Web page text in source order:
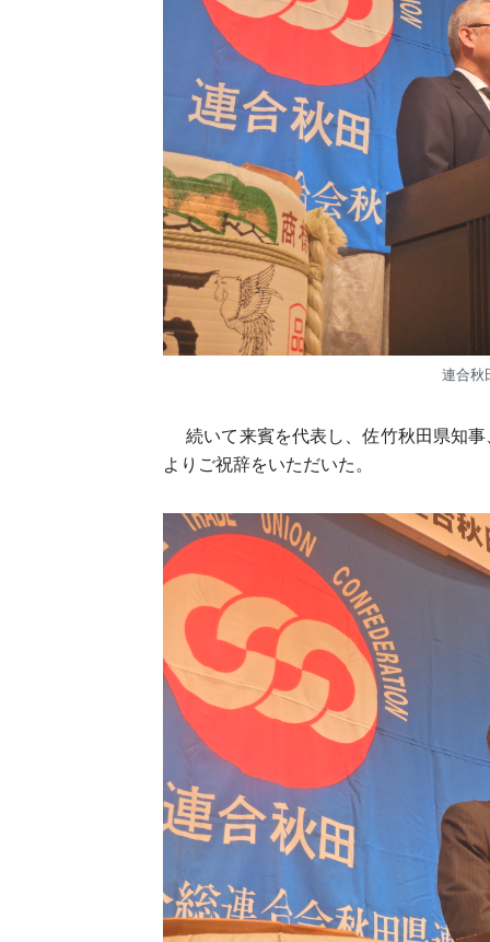
連合秋
続いて来賓を代表し、佐竹秋田県知事
よりご祝辞をいただいた。